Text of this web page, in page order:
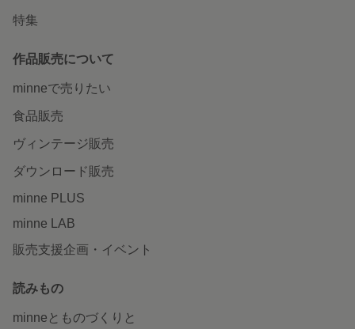
特集
作品販売について
minneで売りたい
食品販売
ヴィンテージ販売
ダウンロード販売
minne PLUS
minne LAB
販売支援企画・イベント
読みもの
minneとものづくりと